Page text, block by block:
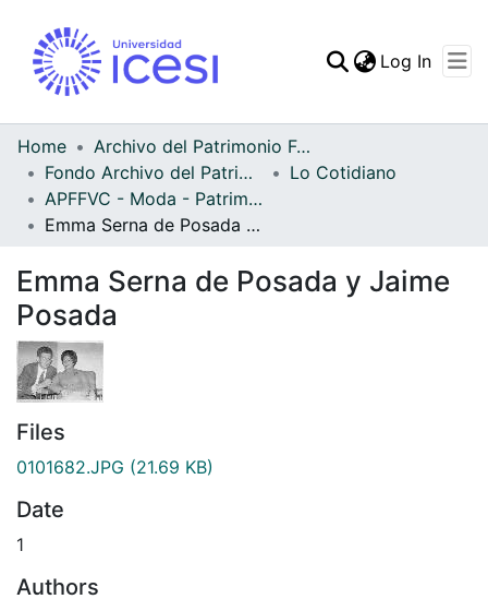
Statistics
Log In
Home
Archivo del Patrimonio Fotográfico y Fílmico del Valle del Cauca
Fondo Archivo del Patrimonio Fotográfico y Fílmico del Valle del Cauca
Lo Cotidiano
APFFVC - Moda - Patrimonial
Emma Serna de Posada y Jaime Posada
Emma Serna de Posada y Jaime
Posada
Files
0101682.JPG (21.69 KB)
Date
1
Authors